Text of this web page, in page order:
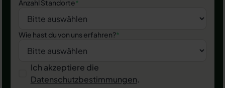
Anzahl Standorte*
Wie hast du von uns erfahren?*
Ich akzeptiere die
Datenschutzbestimmungen.